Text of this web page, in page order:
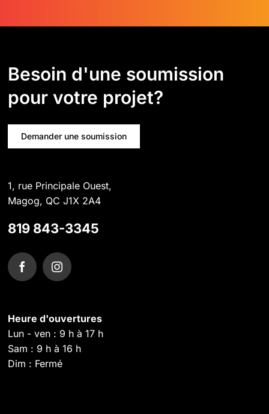
Besoin d'une soumission
pour votre projet?
Demander une soumission
1, rue Principale Ouest,
Magog, QC J1X 2A4
819 843-3345
Heure d'ouvertures
Lun - ven : 9 h à 17 h
Sam : 9 h à 16 h
Dim : Fermé